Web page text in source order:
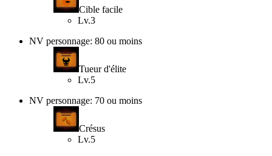
Cible facile
Lv.3
NV personnage: 80 ou moins
Tueur d'élite
Lv.5
NV personnage: 70 ou moins
Crésus
Lv.5